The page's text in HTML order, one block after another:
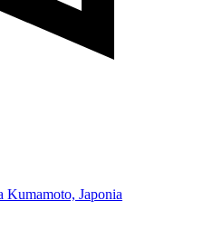
Kumamoto, Japonia